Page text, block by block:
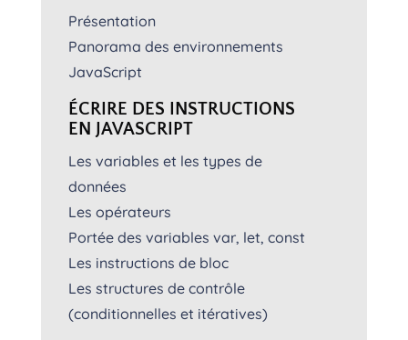
Présentation
Panorama des environnements
JavaScript
ÉCRIRE DES INSTRUCTIONS
EN JAVASCRIPT
Les variables et les types de
données
Les opérateurs
Portée des variables var, let, const
Les instructions de bloc
Les structures de contrôle
(conditionnelles et itératives)